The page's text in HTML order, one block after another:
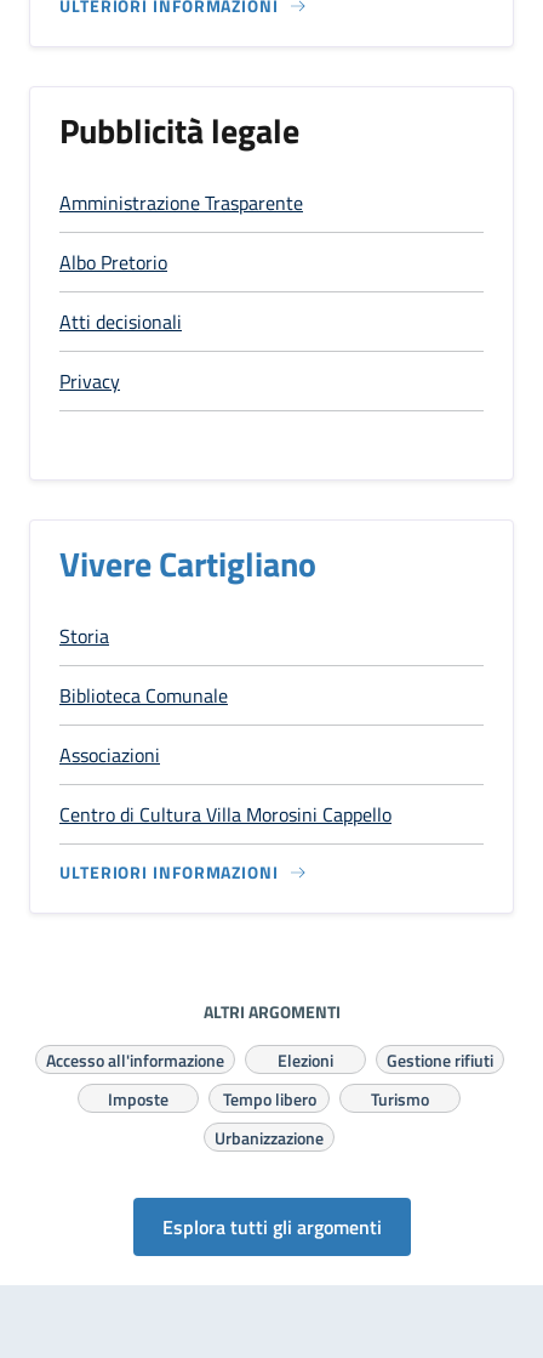
ULTERIORI INFORMAZIONI
Pubblicità legale
Amministrazione Trasparente
Albo Pretorio
Atti decisionali
Privacy
Vivere Cartigliano
Storia
Biblioteca Comunale
Associazioni
Centro di Cultura Villa Morosini Cappello
ULTERIORI INFORMAZIONI
ALTRI ARGOMENTI
Accesso all'informazione
Elezioni
Gestione rifiuti
Imposte
Tempo libero
Turismo
Urbanizzazione
Esplora tutti gli argomenti